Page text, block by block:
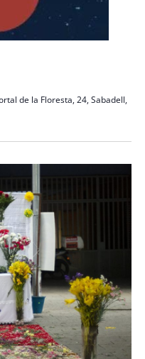
de la Floresta, 24, Sabadell,